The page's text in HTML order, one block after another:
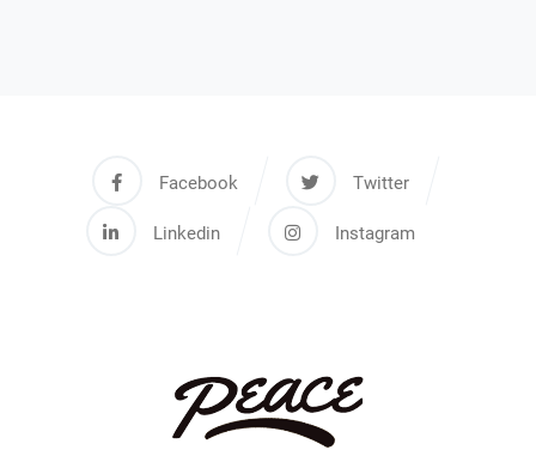
Facebook Twitter
Linkedin Instagram